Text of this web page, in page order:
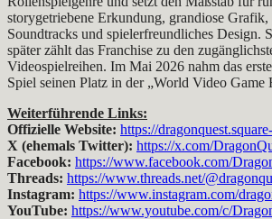
storygetriebene Erkundung, grandiose
Soundtracks und spielerfreundliches Design.
später zählt das Franchise zu den
Videospielreihen. Im Mai 2026 nahm das erste
Spiel seinen Platz in der „World Video Game
Weiterführende Links:
Offizielle Website: https://
X (ehemals Twitter): https://x.com/
Facebook: https://www.facebook.com/
Threads: https://www.threads.net/
Instagram: https://www.instagram.com/
YouTube: https://www.youtube.com/c/